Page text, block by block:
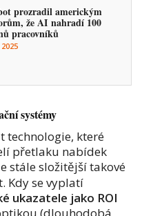
prozradil americkým
že AI nahradí 100
pracovníků
systémy
technologie, které
přetlaku nabídek
stále složitější takové
Kdy se vyplatí
ukazatele jako ROI
(dlouhodobá